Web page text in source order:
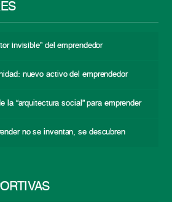
invisible” del emprendedor
nuevo activo del emprendedor
la “arquitectura social” para emprender
no se inventan, se descubren